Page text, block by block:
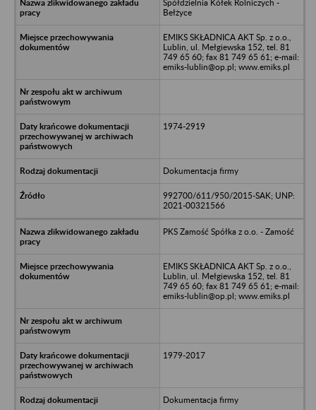
Spółdzielnia Kółek Rolniczych -
Bełżyce
EMIKS SKŁADNICA AKT Sp. z o.o.,
Lublin, ul. Mełgiewska 152, tel. 81
749 65 60; fax 81 749 65 61; e-mail:
emiks-lublin@op.pl; www.emiks.pl
1974-2919
Dokumentacja firmy
992700/611/950/2015-SAK; UNP:
2021-00321566
PKS Zamość Spółka z o.o. - Zamość
EMIKS SKŁADNICA AKT Sp. z o.o.,
Lublin, ul. Mełgiewska 152, tel. 81
749 65 60; fax 81 749 65 61; e-mail:
emiks-lublin@op.pl; www.emiks.pl
1979-2017
Dokumentacja firmy